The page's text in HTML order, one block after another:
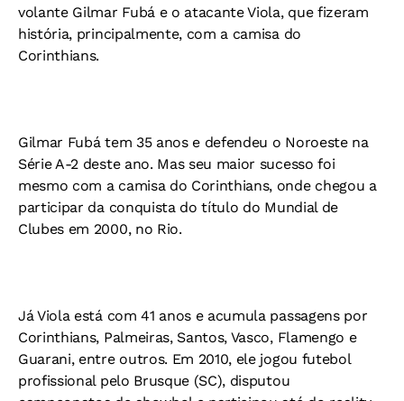
volante Gilmar Fubá e o atacante Viola, que fizeram
história, principalmente, com a camisa do
Corinthians.
Gilmar Fubá tem 35 anos e defendeu o Noroeste na
Série A-2 deste ano. Mas seu maior sucesso foi
mesmo com a camisa do Corinthians, onde chegou a
participar da conquista do título do Mundial de
Clubes em 2000, no Rio.
Já Viola está com 41 anos e acumula passagens por
Corinthians, Palmeiras, Santos, Vasco, Flamengo e
Guarani, entre outros. Em 2010, ele jogou futebol
profissional pelo Brusque (SC), disputou